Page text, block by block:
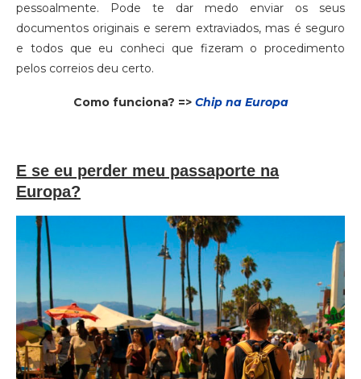
pessoalmente. Pode te dar medo enviar os seus
documentos originais e serem extraviados, mas é seguro
e todos que eu conheci que fizeram o procedimento
pelos correios deu certo.
Como funciona? => Chip na Europa
E se eu perder meu passaporte na
Europa?